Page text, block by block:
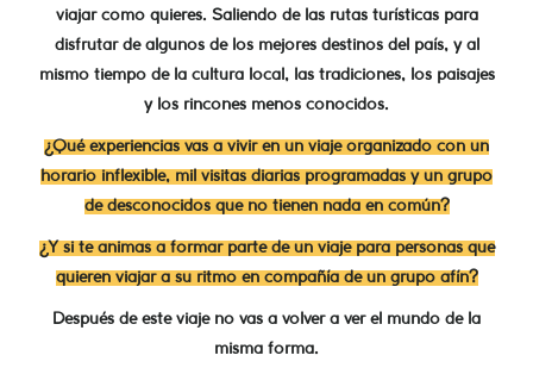
viajar como quieres. Saliendo de las rutas turísticas para
disfrutar de algunos de los mejores destinos del país, y al
mismo tiempo de la cultura local, las tradiciones, los paisajes
y los rincones menos conocidos.
¿Qué experiencias vas a vivir en un viaje organizado con un
horario inflexible, mil visitas diarias programadas y un grupo
de desconocidos que no tienen nada en común?
¿Y si te animas a formar parte de un viaje para personas que
quieren viajar a su ritmo en compañía de un grupo afín?
Después de este viaje no vas a volver a ver el mundo de la
misma forma.